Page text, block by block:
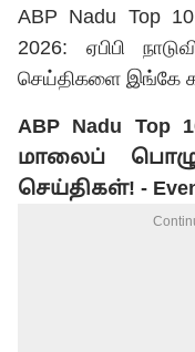
ABP Nadu Top
2026: ஏபிபி
செய்திகளை இங்கே
ABP Nadu
மாலைப்
செய்திகள்! -